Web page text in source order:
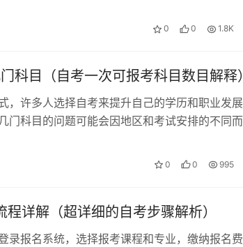
的人士。在自考过程中，学生可以根据自己的时
得学生可以根据自己的节奏进行学习，更好地平
计划，并按计划进行学习和复习。同时，自考学
解决问题。
学习资料等，进行系统的学习和复习。同时，可
同进步。
0 0 1.8K
科目（自考一次可报考科目数目解释）
，许多人选择自考来提升自己的学历和职业发展
门科目的问题可能会因地区和考试安排的不同而
0 0 995
详解（超详细的自考步骤解析）
录报名系统，选择报考课程和专业，缴纳报名费